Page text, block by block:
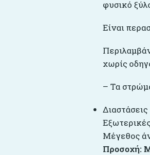
φυσικό
Είναι
χωρίς
– Τα
Μέγεθος
Προσοχή: